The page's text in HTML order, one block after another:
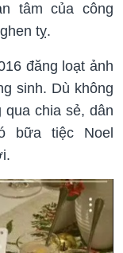
tâm của công
tỵ.
đăng loạt ảnh
sinh. Dù không
qua chia sẻ, dân
bữa tiệc Noel